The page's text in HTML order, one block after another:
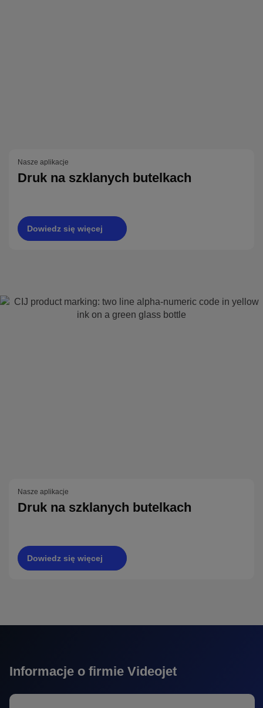
Nasze aplikacje
Druk na szklanych butelkach
Dowiedz się więcej
Nasze aplikacje
Druk na szklanych butelkach
Dowiedz się więcej
Informacje o firmie Videojet